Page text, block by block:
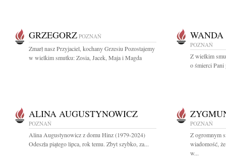
GRZEGORZ POZNAŃ
Zmarł nasz Przyjaciel, kochany Grzesiu Pozostajemy
w wielkim smutku: Zosia, Jacek, Maja i Magda
POZNAŃ
Z wielkim
o śmierci
ALINA AUGUSTYNOWICZ
POZNAŃ
Alina Augustynowicz z domu Hinz (1979-2024)
Odeszła piątego lipca, rok temu. Zbyt szybko, za...
POZNAŃ
Z ogromnym
wiadomość,
w...